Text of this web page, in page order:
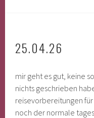
25.04.26
mir geht es gut, keine
nichts geschrieben
reisevorbereitungen
noch der normale